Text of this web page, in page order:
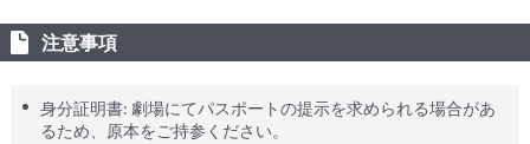
注意事項
身分証明書: 劇場にてパスポートの提示を求められる場合があ
るため、原本をご持参ください。